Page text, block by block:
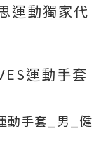
運動獨家代
運動手套